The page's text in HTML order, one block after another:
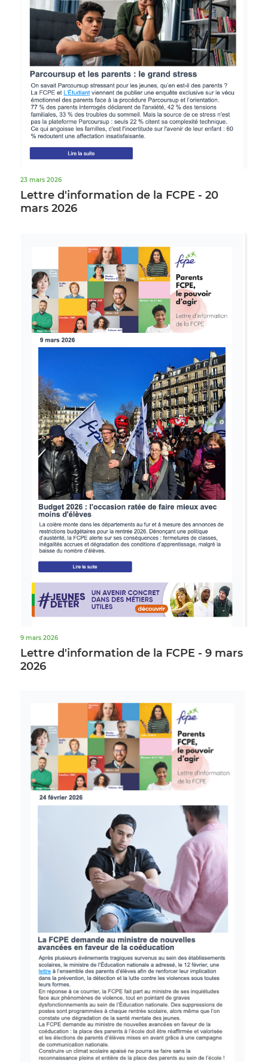
23 mars 2026
Lettre d'information de la FCPE - 20
mars 2026
9 mars 2026
Lettre d'information de la FCPE - 9 mars
2026